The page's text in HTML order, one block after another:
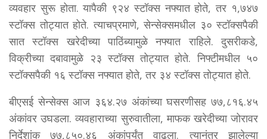
व्यवहार सुरू होता. यापैकी ९२४ स्टॉक्स नफ्यात होते, तर १,७४७
स्टॉक्स तोट्यात होते. त्याचप्रमाणे, सेन्सेक्समधील ३० स्टॉक्सपैकी
सात स्टॉक्स खरेदीच्या पाठिंब्यामुळे नफ्यात राहिले. दुसरीकडे,
विक्रीच्या दबावामुळे २३ स्टॉक्स तोट्यात होते. निफ्टीमधील ५०
स्टॉक्सपैकी १६ स्टॉक्स नफ्यात होते, तर ३४ स्टॉक्स तोट्यात होते.
बीएसई सेन्सेक्स आज ३६४.२७ अंकांच्या घसरणीसह ७७,८१६.४५
अंकांवर उघडला. व्यवहाराच्या सुरुवातीला, माफक खरेदीच्या जोरावर
निर्देशांक ७७,८५०.४६ अंकांपर्यंत वाढला. त्यानंतर झालेल्या